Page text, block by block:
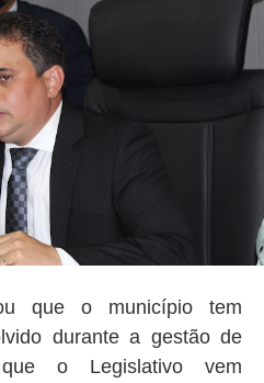
que o município tem
durante a gestão de
o Legislativo vem